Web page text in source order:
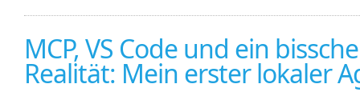
MCP, VS Code und ein
Realität: Mein erster lokaler